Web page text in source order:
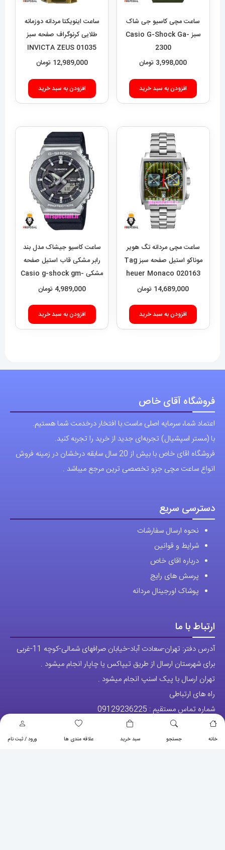
خانه جستجو سبد خرید علاقه مندی ها ورود / ثبت نام
ساعت مچی کاسیو جی شاک
سبز Casio G-Shock Ga-
2300
3,998,000 تومان
افزودن به سبد خرید
ساعت اینویکتا مردانه دوزمانه
طلایی کرنوگراف صفحه سبز
01035 INVICTA ZEUS
12,989,000 تومان
افزودن به سبد خرید
ساعت مچی مردانه تگ هویر
موناکو استیل صفحه سبز Tag
heuer Monaco 020163
14,689,000 تومان
افزودن به سبد خرید
ساعت کاسیو جیشاک مدل بند
رابر مشکی قاب استیل صفحه
مشکی Casio g-shock gm-
2100 021462
4,989,000 تومان
افزودن به سبد خرید
فروشگاه آقای خاص
اعتماد شما، سرمایه اصلی ماست.با افتخار درخدمت شما هستیم.
با (مستر اسپشیال) تجربه‌ای جدید از خرید را تجربه کنید.
فروشگاه اقای خاص با بیش از 20 سال سابقه درخشان در زمینه فروش
انواع ساعت مچی جزو تخصصی ترین مرجع میباشد .
دسترسی سریع
نحوه ارسال سفارشات
شرایط و قوانین
درباره اقای خاص
پرسش های رایج
پوشاک اورجینال مردانه
ارتباط با ما
آدرس دفتر: تهران-سعادت آباد-خیابان صرافهای شمالی-کوچه 11-غربی
برای شهرستان ارسال از طریق تیپاکس یا چاپار انجام میشود .
تهران ارسال با پیک اسنپ انجام میشود .
راه های ارتباطی
شماره تماس مستقیم : 09129236225
شماره تماس ثابت:
26746972
تلگرام